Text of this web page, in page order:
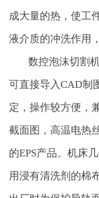
成大量的热，使工
液介质的冲洗作用
数控泡沫切割
可直接导入CAD制
定，操作较方便，
截面图，高温电热
的EPS产品。机床
用浸有清洗剂的棉